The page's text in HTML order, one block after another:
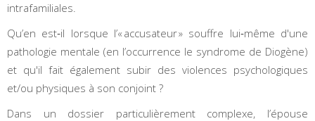
intrafamiliales.
Qu’en est‑il lorsque l’« accusateur » souffre lui‑même d'une
pathologie mentale (en l’occurrence le syndrome de Diogène)
et qu'il fait également subir des violences psychologiques
et/ou physiques à son conjoint ?
Dans un dossier particulièrement complexe, l’épouse